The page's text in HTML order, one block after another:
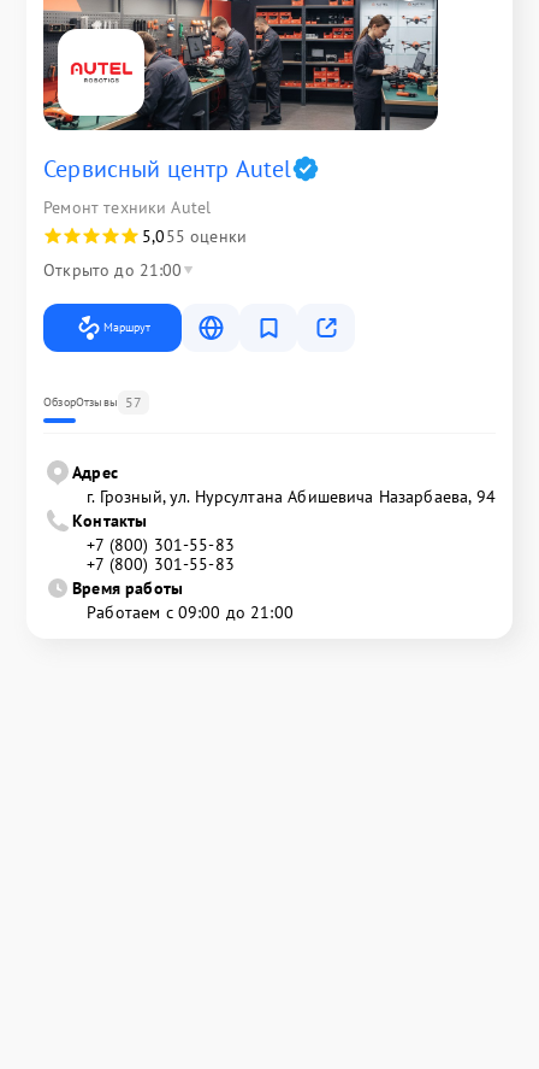
Сервисный центр Autel
Ремонт техники Autel
5,055 оценки
Открыто до 21:00
Маршрут
ОбзорОтзывы 57
Адрес
г. Грозный, ул. Нурсултана Абишевича Назарбаева, 94
Контакты
+7 (800) 301-55-83
+7 (800) 301-55-83
Время работы
Работаем с 09:00 до 21:00